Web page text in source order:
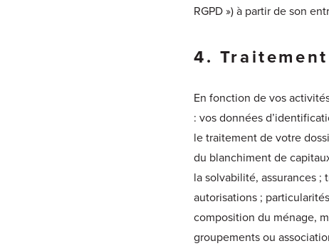
RGPD ») à partir de son
4.
En fonction de vos
: vos données
le traitement de votre
du blanchiment de
la solvabilité, assurances
autorisations ;
composition du ménage,
groupements ou